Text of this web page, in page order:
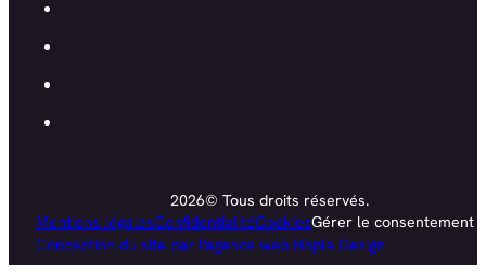
2026© Tous droits réservés.
Mentions légalesConfidentialitéCookiesGérer le consentement
Conception du site par l'agence web Hopla Design